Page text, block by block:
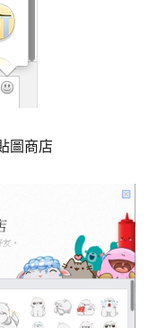
圖商店